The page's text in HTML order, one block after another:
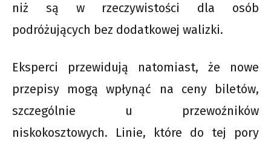
niż są w rzeczywistości dla osób
podróżujących bez dodatkowej walizki.
Eksperci przewidują natomiast, że nowe
przepisy mogą wpłynąć na ceny biletów,
szczególnie u przewoźników
niskokosztowych. Linie, które do tej pory